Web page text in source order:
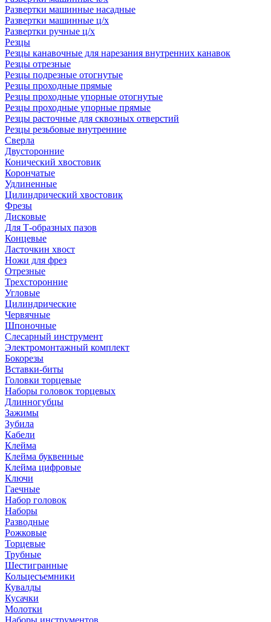
Развертки машинные насадные
Развертки машинные ц/х
Развертки ручные ц/х
Резцы
Резцы канавочные для нарезания внутренних канавок
Резцы отрезные
Резцы подрезные отогнутые
Резцы проходные прямые
Резцы проходные упорные отогнутые
Резцы проходные упорные прямые
Резцы расточные для сквозных отверстий
Резцы резьбовые внутренние
Сверла
Двусторонние
Конический хвостовик
Корончатые
Удлиненные
Цилиндрический хвостовик
Фрезы
Дисковые
Для Т-образных пазов
Концевые
Ласточкин хвост
Ножи для фрез
Отрезные
Трехсторонние
Угловые
Цилиндрические
Червячные
Шпоночные
Слесарный инструмент
Электромонтажный комплект
Бокорезы
Вставки-биты
Головки торцевые
Наборы головок торцевых
Длинногубцы
Зажимы
Зубила
Кабели
Клейма
Клейма буквенные
Клейма цифровые
Ключи
Гаечные
Набор головок
Наборы
Разводные
Рожковые
Торцевые
Трубные
Шестигранные
Кольцесъемники
Кувалды
Кусачки
Молотки
Наборы инструментов